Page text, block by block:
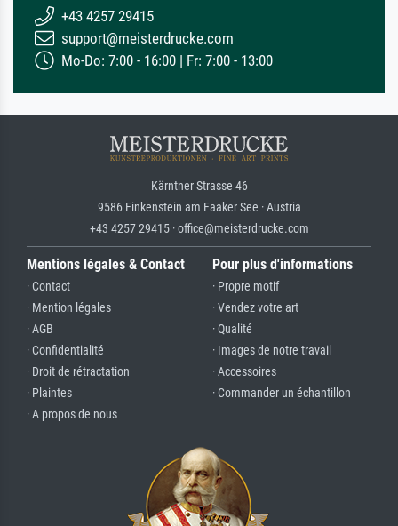
+43 4257 29415
support@meisterdrucke.com
Mo-Do: 7:00 - 16:00 | Fr: 7:00 - 13:00
Kärntner Strasse 46
9586 Finkenstein am Faaker See · Austria
+43 4257 29415 · office@meisterdrucke.com
Mentions légales & Contact
· Contact
· Mention légales
· AGB
· Confidentialité
· Droit de rétractation
· Plaintes
· A propos de nous
Pour plus d'informations
· Propre motif
· Vendez votre art
· Qualité
· Images de notre travail
· Accessoires
· Commander un échantillon